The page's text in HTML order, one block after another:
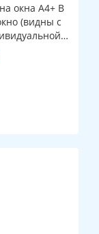
окна А4+ В
(видны с
клапаном)